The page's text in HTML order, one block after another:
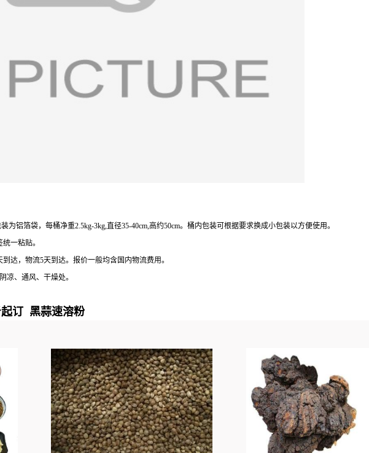
铝箔袋，每桶净重2.5kg-3kg,直径35-40cm,高约50cm。桶内包装可根据要求换成小包装以方便使用。
一粘贴。
达，物流5天到达。报价一般均含国内物流费用。
、通风、干燥处。
订 黑蒜速溶粉